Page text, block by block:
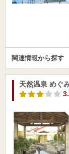
関連情報から探す
天然温泉 めぐ